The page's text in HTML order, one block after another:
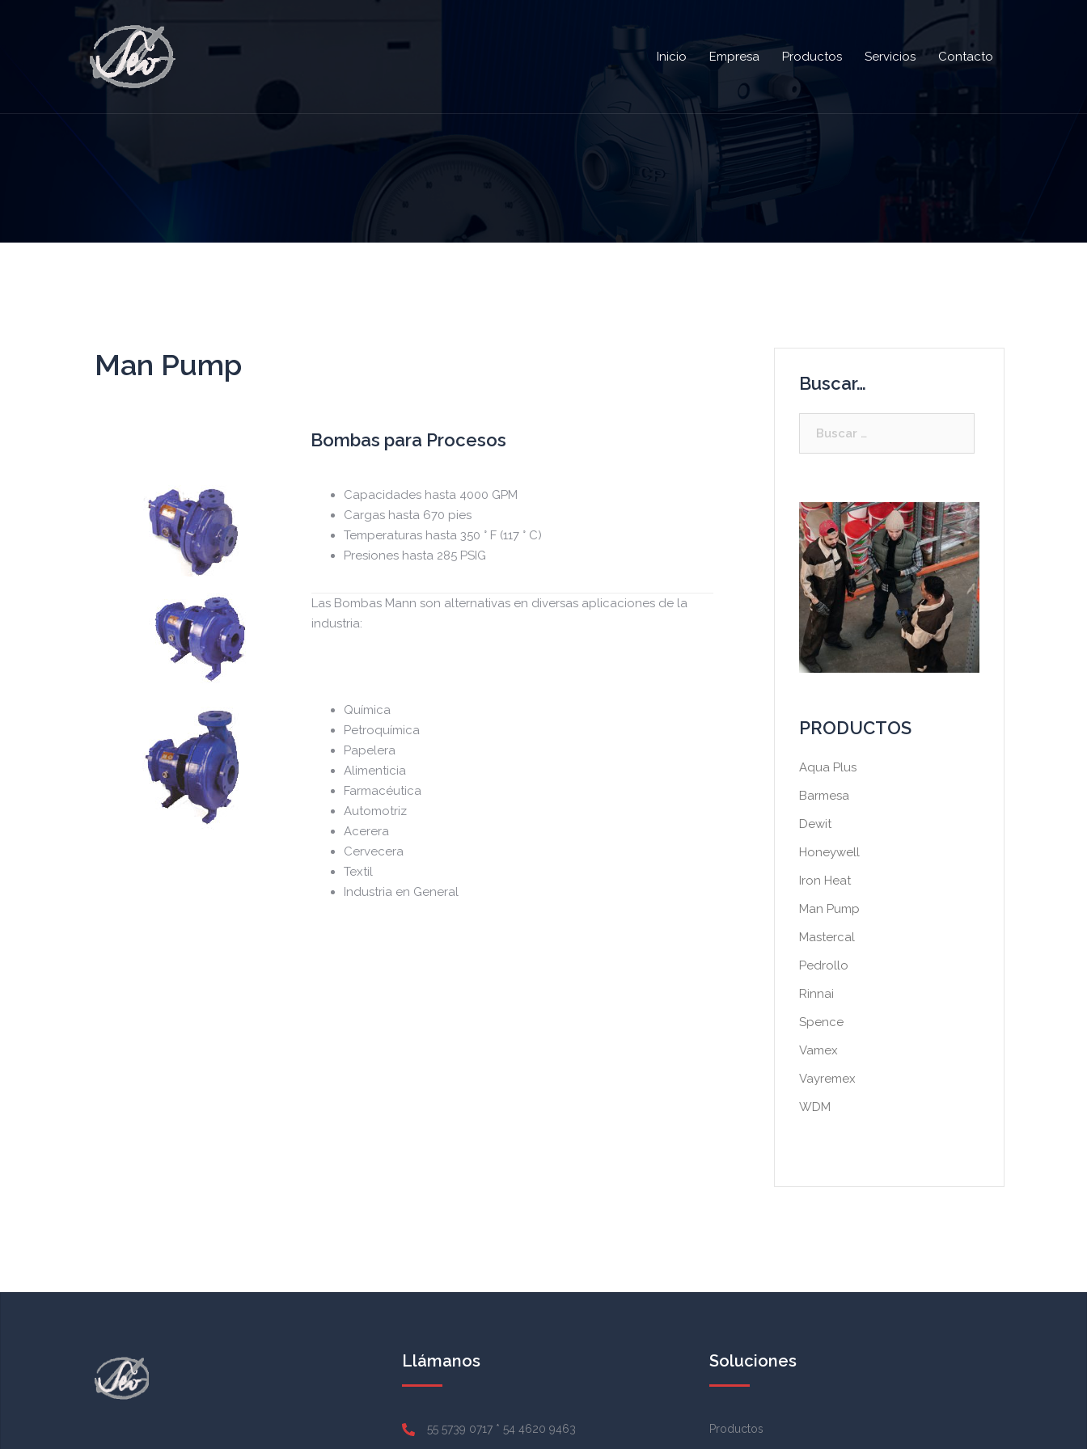
Inicio Empresa Productos Servicios Contacto
Man Pump
Bombas para Procesos
Capacidades hasta 4000 GPM
Cargas hasta 670 pies
Temperaturas hasta 350 ° F (117 ° C)
Presiones hasta 285 PSIG
Las Bombas Mann son alternativas en diversas aplicaciones de la
industria:
Química
Petroquímica
Papelera
Alimenticia
Farmacéutica
Automotriz
Acerera
Cervecera
Textil
Industria en General
Buscar…
PRODUCTOS
Aqua Plus
Barmesa
Dewit
Honeywell
Iron Heat
Man Pump
Mastercal
Pedrollo
Rinnai
Spence
Vamex
Vayremex
WDM
Llámanos
55 5739 0717 * 54 4620 9463
Soluciones
Productos